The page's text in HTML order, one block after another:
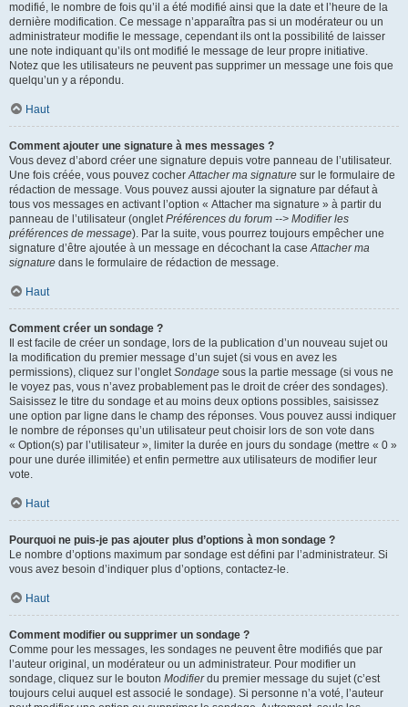
modifié, le nombre de fois qu’il a été modifié ainsi que la date et l’heure de la
dernière modification. Ce message n’apparaîtra pas si un modérateur ou un
administrateur modifie le message, cependant ils ont la possibilité de laisser
une note indiquant qu’ils ont modifié le message de leur propre initiative.
Notez que les utilisateurs ne peuvent pas supprimer un message une fois que
quelqu’un y a répondu.
Haut
Comment ajouter une signature à mes messages ?
Vous devez d’abord créer une signature depuis votre panneau de l’utilisateur.
Une fois créée, vous pouvez cocherAttacher ma signature sur le formulaire de
rédaction de message. Vous pouvez aussi ajouter la signature par défaut à
tous vos messages en activant l’option « Attacher ma signature » à partir du
panneau de l’utilisateur (ongletPréférences du forum --> Modifier les
préférences de message). Par la suite, vous pourrez toujours empêcher une
signature d’être ajoutée à un message en décochant la caseAttacher ma
signature dans le formulaire de rédaction de message.
Haut
Comment créer un sondage ?
Il est facile de créer un sondage, lors de la publication d’un nouveau sujet ou
la modification du premier message d’un sujet (si vous en avez les
permissions), cliquez sur l’ongletSondage sous la partie message (si vous ne
le voyez pas, vous n’avez probablement pas le droit de créer des sondages).
Saisissez le titre du sondage et au moins deux options possibles, saisissez
une option par ligne dans le champ des réponses. Vous pouvez aussi indiquer
le nombre de réponses qu’un utilisateur peut choisir lors de son vote dans
« Option(s) par l’utilisateur », limiter la durée en jours du sondage (mettre « 0 »
pour une durée illimitée) et enfin permettre aux utilisateurs de modifier leur
vote.
Haut
Pourquoi ne puis-je pas ajouter plus d’options à mon sondage ?
Le nombre d’options maximum par sondage est défini par l’administrateur. Si
vous avez besoin d’indiquer plus d’options, contactez-le.
Haut
Comment modifier ou supprimer un sondage ?
Comme pour les messages, les sondages ne peuvent être modifiés que par
l’auteur original, un modérateur ou un administrateur. Pour modifier un
sondage, cliquez sur le bouton Modifierdu premier message du sujet (c’est
toujours celui auquel est associé le sondage). Si personne n’a voté, l’auteur